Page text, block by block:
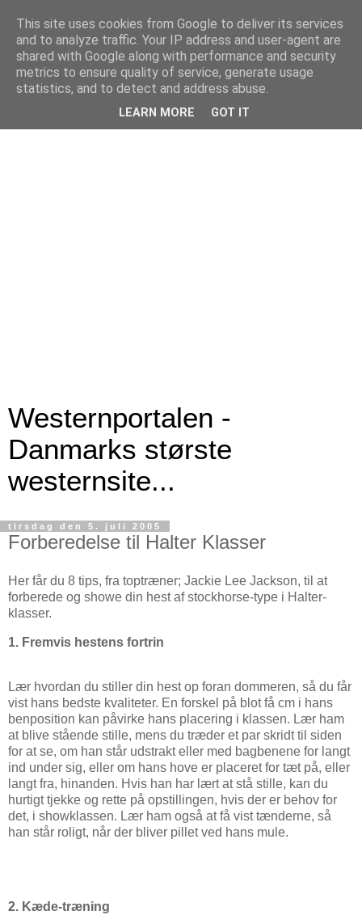
Westernportalen -
Danmarks største
westernsite...
tirsdag den 5. juli 2005
Forberedelse til Halter Klasser
Her får du 8 tips, fra toptræner; Jackie Lee Jackson, til at
forberede og showe din hest af stockhorse-type i Halter-
klasser.
1. Fremvis hestens fortrin
Lær hvordan du stiller din hest op foran dommeren, så du får
vist hans bedste kvaliteter. En forskel på blot få cm i hans
benposition kan påvirke hans placering i klassen. Lær ham
at blive stående stille, mens du træder et par skridt til siden
for at se, om han står udstrakt eller med bagbenene for langt
ind under sig, eller om hans hove er placeret for tæt på, eller
langt fra, hinanden. Hvis han har lært at stå stille, kan du
hurtigt tjekke og rette på opstillingen, hvis der er behov for
det, i showklassen. Lær ham også at få vist tænderne, så
han står roligt, når der bliver pillet ved hans mule.
2. Kæde-træning
This site uses cookies from Google to deliver its services
and to analyze traffic. Your IP address and user-agent are
shared with Google along with performance and security
metrics to ensure quality of service, generate usage
statistics, and to detect and address abuse.
LEARN MORE GOT IT